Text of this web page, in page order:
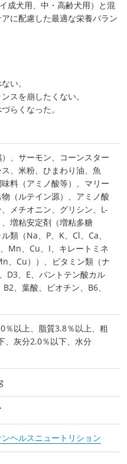
成犬用、中・高齢犬用）と混
に配慮した最適な栄養バラン
い。
スを崩したくない。
らくなった。
、サーモン、コーンスター
、米粉、ひまわり油、魚
料（アミノ酸等）、マリー
（ルテイン源）、アミノ酸
メチオニン、グリシン、L-
増粘安定剤（増粘多糖
類（Na、P、K、Cl、Ca、
Mn、Cu、I、キレートミネ
、Cu））、ビタミン類（ナ
D3、E、パントテン酸カル
、葉酸、ビオチン、B6、
％以上、脂質3.8％以上、粗
、灰分2.0％以下、水分
ヘルスニュートリション